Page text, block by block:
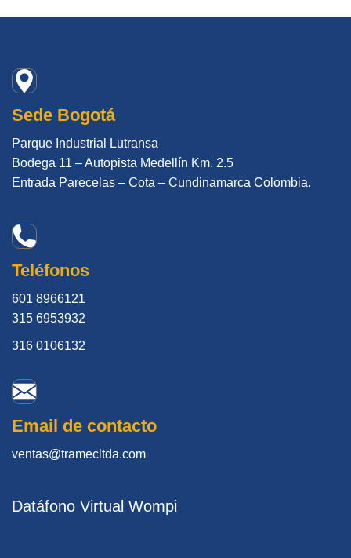
Sede Bogotá
Parque Industrial Lutransa
Bodega 11 – Autopista Medellín Km. 2.5
Entrada Parecelas – Cota – Cundinamarca Colombia.
Teléfonos
601 8966121
315 6953932
316 0106132
Email de contacto
ventas@tramecltda.com
Datáfono Virtual Wompi